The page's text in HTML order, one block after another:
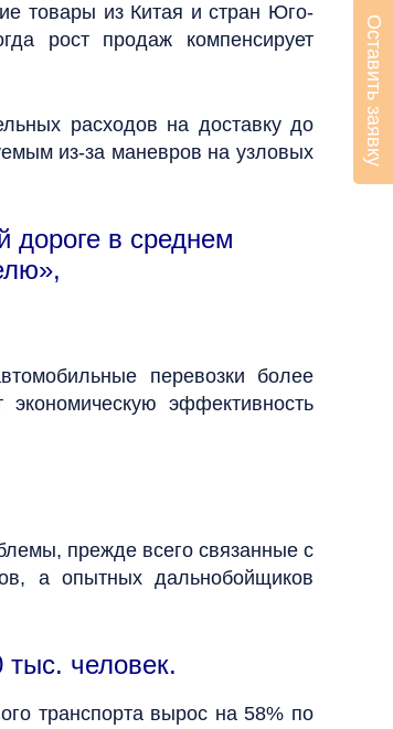
товары из Китая и стран Юго-
рост продаж компенсирует
расходов на доставку до
из-за маневров на узловых
дороге в среднем
перевозки более
эффективность
прежде всего связанные с
а опытных дальнобойщиков
человек.
транспорта вырос на 58% по
Оставить заявку